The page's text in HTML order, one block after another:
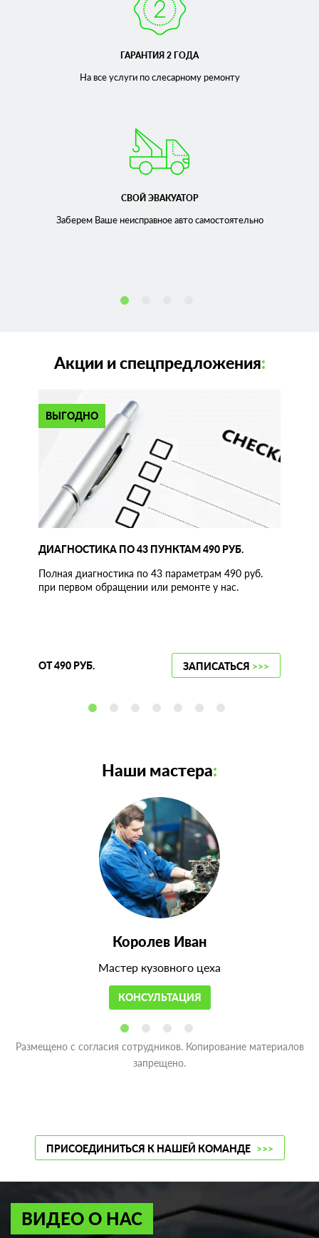
ГАРАНТИЯ 2 ГОДА
На все услуги по слесарномуремонту
СВОЙ ЭВАКУАТОР
Заберем Ваше неисправноеавто самостоятельно
Акции и спецпредложения:
ВЫГОДНО
ДИАГНОСТИКА ПО 43 ПУНКТАМ 490 РУБ.
Полная диагностика по 43 параметрам 490 руб.
при первом обращении или ремонте у нас.
ОТ 490 РУБ. ЗАПИСАТЬСЯ >>>
Наши мастера:
Королев Иван
Мастер кузовного цеха
КОНСУЛЬТАЦИЯ
Размещено с согласия сотрудников. Копирование материалов
запрещено.
ПРИСОЕДИНИТЬСЯ К НАШЕЙ КОМАНДЕ >>>
ВИДЕО О НАС